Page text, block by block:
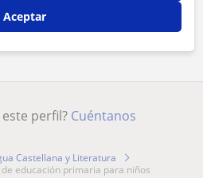
perfil? Cuéntanos
Castellana y Literatura
de educación primaria para niños
Aceptar